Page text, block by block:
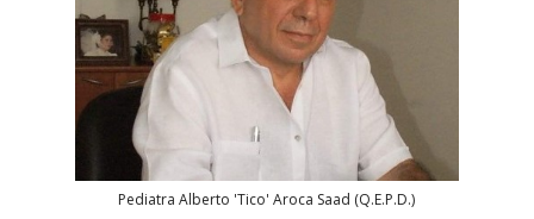
Pediatra Alberto 'Tico' Aroca Saad (Q.E.P.D.)